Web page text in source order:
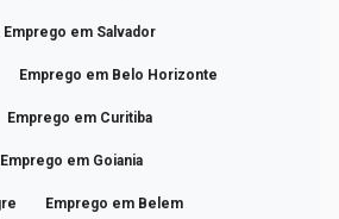
Emprego em Salvador
Emprego em Belo Horizonte
Emprego em Curitiba
Emprego em Goiania
Emprego em Belem